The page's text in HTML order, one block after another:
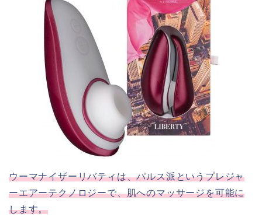
ウーマナイザーリバティは、パルス派というプレジャ
ーエアーテクノロジーで、肌へのマッサージを可能に
します。